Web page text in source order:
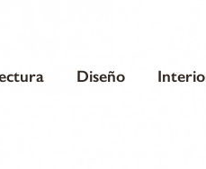
Diseño